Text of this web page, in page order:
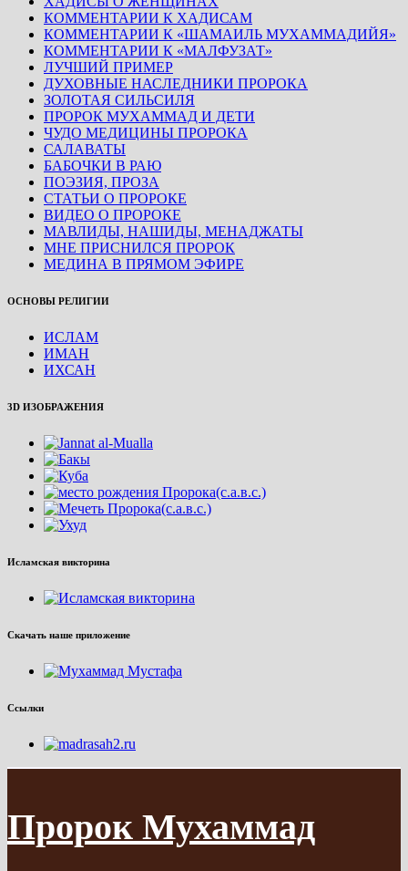
КОММЕНТАРИИ К ХАДИСАМ
КОММЕНТАРИИ К «ШАМАИЛЬ МУХАММАДИЙЯ»
КОММЕНТАРИИ К «МАЛФУЗАТ»
ЛУЧШИЙ ПРИМЕР
ДУХОВНЫЕ НАСЛЕДНИКИ ПРОРОКА
ЗОЛОТАЯ СИЛЬСИЛЯ
ПРОРОК МУХАММАД И ДЕТИ
ЧУДО МЕДИЦИНЫ ПРОРОКА
САЛАВАТЫ
БАБОЧКИ В РАЮ
ПОЭЗИЯ, ПРОЗА
СТАТЬИ О ПРОРОКЕ
ВИДЕО О ПРОРОКЕ
МАВЛИДЫ, НАШИДЫ, МЕНАДЖАТЫ
МНЕ ПРИСНИЛСЯ ПРОРОК
МЕДИНА В ПРЯМОМ ЭФИРЕ
ОСНОВЫ РЕЛИГИИ
ИСЛАМ
ИМАН
ИХСАН
3D ИЗОБРАЖЕНИЯ
Исламская викторина
Скачать наше приложение
Ссылки
Пророк Мухаммад